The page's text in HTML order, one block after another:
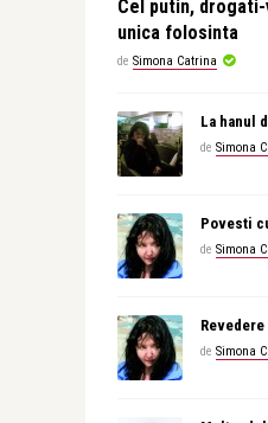
Cel putin,
unica folosinta
de Simona Catrina
La hanul
de Simona
Povesti
de Simona
de Simona